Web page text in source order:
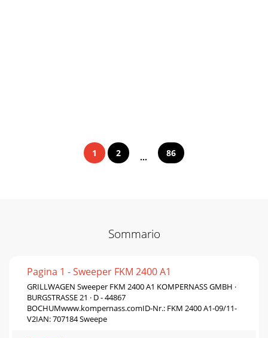
1 2 ... 86
Sommario
Pagina 1 - Sweeper FKM 2400 A1
GRILLWAGEN Sweeper FKM 2400 A1 KOMPERNASS GMBH ·
BURGSTRASSE 21 · D - 44867
BOCHUMwww.kompernass.comID-Nr.: FKM 2400 A1-09/11-
V2IAN: 707184 Sweepe